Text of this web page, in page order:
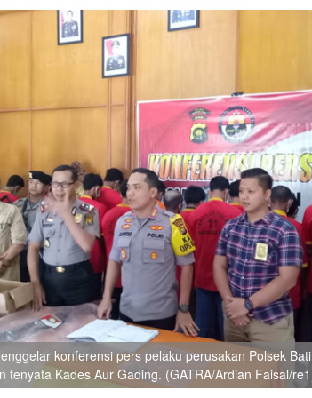
konferensi pers pelaku perusakan Polsek
tenyata Kades Aur Gading. (GATRA/Ardian Faisal/